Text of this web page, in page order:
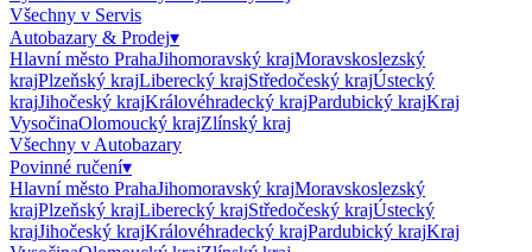
Všechny v Servis
Autobazary & Prodej▾
Hlavní město PrahaJihomoravský krajMoravskoslezský
krajPlzeňský krajLiberecký krajStředočeský krajÚstecký
krajJihočeský krajKrálovéhradecký krajPardubický krajKraj
VysočinaOlomoucký krajZlínský kraj
Všechny v Autobazary
Povinné ručení▾
Hlavní město PrahaJihomoravský krajMoravskoslezský
krajPlzeňský krajLiberecký krajStředočeský krajÚstecký
krajJihočeský krajKrálovéhradecký krajPardubický krajKraj